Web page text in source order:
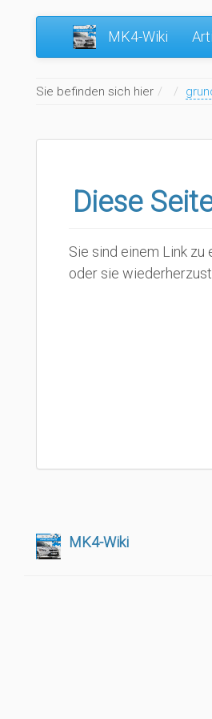
MK4-Wiki
Sie befinden sich hier Home
Diese
Sie sind einem Link
oder sie
MK4-Wiki